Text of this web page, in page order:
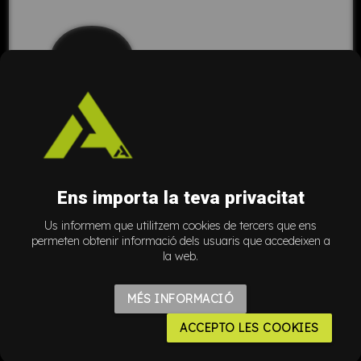
Ens importa la teva privacitat
Us informem que utilitzem cookies de tercers que ens
permeten obtenir informació dels usuaris que accedeixen a
la web.
MÉS INFORMACIÓ
ACCEPTO LES COOKIES